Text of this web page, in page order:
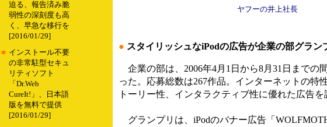
迫る、報告済み脆
弱性の深刻度も高
く、早急な移行を
[2016/01/29]
■ インストール不要
の非常駐型セキュ
リティソフト
「Dr.Web
CureIt!」、日本語
版を無料で提供
[2016/01/29]
ヤフーの井上社長
● スタイリッシュなiPodの広告が企業の部グラン
企業の部は、2006年4月1日から8月31日までの
った。応募総数は267作品。インターネットの特
トーリー性、インタラクティブ性に優れた広告を
グランプリは、iPodのバナー広告「